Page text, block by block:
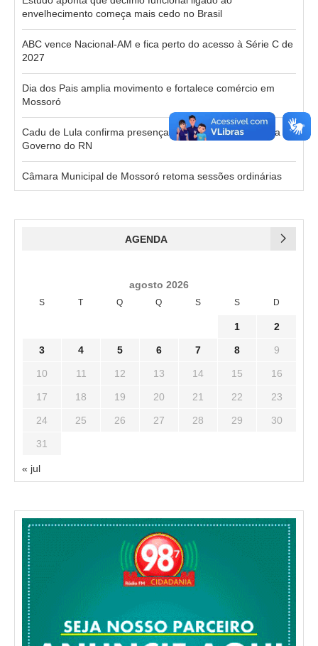
envelhecimento começa mais cedo no Brasil
ABC vence Nacional-AM e fica perto do acesso à Série C de
2027
Dia dos Pais amplia movimento e fortalece comércio em
Mossoró
Cadu de Lula confirma presença no primeiro debate para o
Governo do RN
Câmara Municipal de Mossoró retoma sessões ordinárias
AGENDA
agosto 2026
S T Q Q S S D
1 2
3 4 5 6 7 8 9
10 11 12 13 14 15 16
17 18 19 20 21 22 23
24 25 26 27 28 29 30
31
« jul